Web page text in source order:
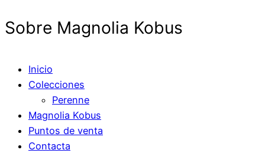
Sobre Magnolia Kobus
Inicio
Colecciones
Perenne
Magnolia Kobus
Puntos de venta
Contacta